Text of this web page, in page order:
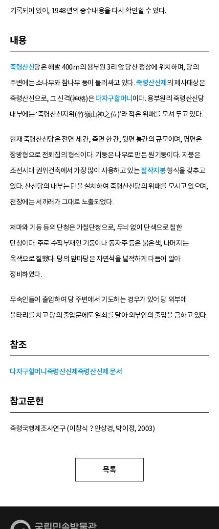
기록되어 있어, 1948년의 중수내용을 다시 확인할 수 있다.
내용
죽령산신당은 해발 400m의 용부원 3리 앞 당산 정상에 위치하며, 당의
주변에는 소나무와 참나무 등이 둘러싸고 있다. 죽령산신제 의 제사대상은
죽령산신으로, 그 신격(神格)은다자구할머니 이다. 용부원리 죽령산신당
내부에는 ‘죽령산신지위(竹嶺山神之位)’라 적은 위패를 모셔 두고 있다.
현재 죽령산신당은 전면 세 칸, 측면 한 칸, 뒷면 통칸의 규모이며, 평면은
장방형으로 전퇴집의 형식이다. 기둥은 나무로 만든 원기둥이다. 지붕은
조선시대 권위건축에서 가장 많이 사용하고 있는팔작지붕형식을 갖추고
있다. 산신당의 내부는 단을 설치하여 죽령산신당의 위패를 모시고 있으며,
천장에는 서까래가 그대로 노출되었다.
처마와 기둥 등의 단청은 가칠단청으로, 무늬 없이 단색으로 칠한
단청이다. 주로 수직부재인 기둥이나 동자주 등은 붉은색, 나머지는
옥색으로 칠했다. 당의 앞마당은 자연석을 넓적하게 다듬어 깔아
정비하였다.
무속인들이 출입하여 당 주변에서 기도하는 경우가 있어 당 외부에
울타리를 치고 당의 출입문에도 열쇠를 달아 외부인의 출입을 금하고 있다.
참조
다자구할머니 죽령산신제 죽령산신제 문서
참고문헌
죽령국행제조사연구 (이창식？안상경, 박이정, 2003)
목록